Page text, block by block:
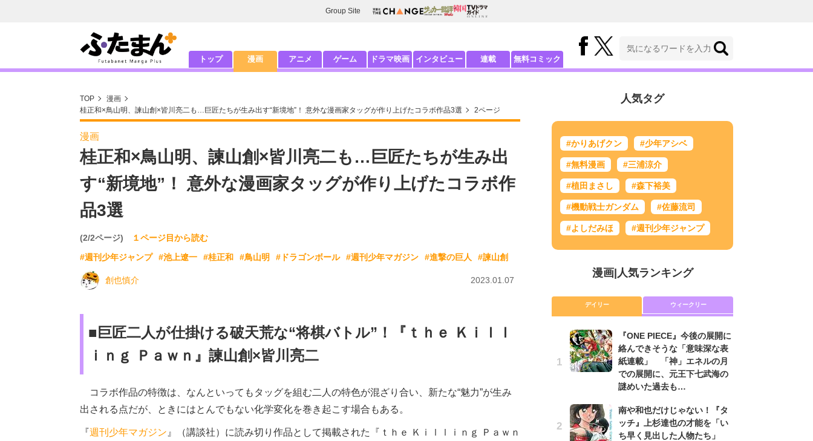
Group Site
トップ 漫画 アニメ ゲーム ドラマ映画 インタビュー 連載 無料コミック
TOP
漫画
桂正和×鳥山明、諫山創×皆川亮二も…巨匠たちが生み出す“新境地”！ 意外な漫画家タッグが作り上げたコラボ作品3選
2ページ
漫画
桂正和×鳥山明、諫山創×皆川亮二も…巨匠たちが生み出
す“新境地”！ 意外な漫画家タッグが作り上げたコラボ作
品3選
(2/2ページ)
１ページ目から読む
#週刊少年ジャンプ
#池上遼一 #桂正和 #鳥山明 #ドラゴンボール #週刊少年マガジン #進撃の巨人 #諫山創
創也慎介 2023.01.07
■巨匠二人が仕掛ける破天荒な“将棋バトル”！『ｔｈｅ Ｋｉｌｌ
ｉｎｇ Ｐａｗｎ』諫山創×皆川亮二
コラボ作品の特徴は、なんといってもタッグを組む二人の特色が混ざり合い、新たな“魅力”が生み
出される点だが、ときにはとんでもない化学変化を巻き起こす場合もある。
『週刊少年マガジン 』（講談社）に読み切り作品として掲載された『ｔｈｅ Ｋｉｌｌｉｎｇ Ｐａｗｎ
人気タグ
#かりあげクン #少年アシベ
#無料漫画 #三浦涼介
#植田まさし #森下裕美
#機動戦士ガンダム #佐藤流司
#よしだみほ #週刊少年ジャンプ
漫画| 人気ランキング
デイリー ウィークリー
『ONE PIECE』今後の展開に
絡んできそうな「意味深な表
紙連載」 「神」エネルの月
での展開に、元王下七武海の
謎めいた過去も…
南や和也だけじゃない！『タ
ッチ』上杉達也の才能を「い
ち早く見出した人物たち」